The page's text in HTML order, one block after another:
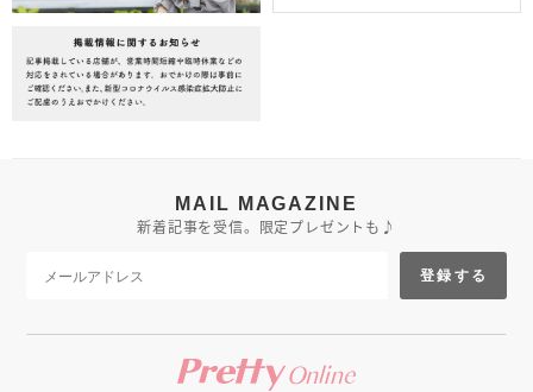
MAIL MAGAZINE
新着記事を受信。限定プレゼントも♪
登録する